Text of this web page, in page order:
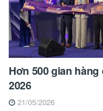
Hơn 500 gian
2026
21/05/2026